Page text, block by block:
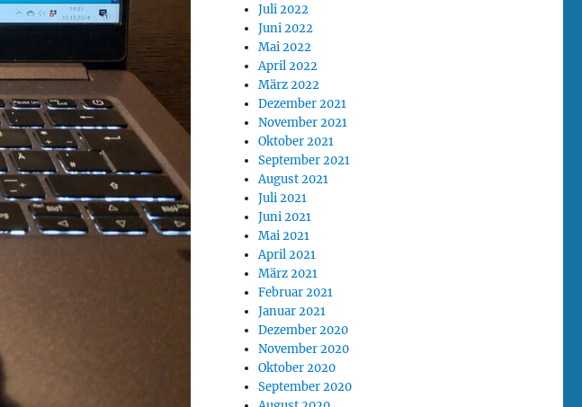
Juli 2022
Juni 2022
Mai 2022
April 2022
März 2022
Dezember 2021
November 2021
Oktober 2021
September 2021
August 2021
Juli 2021
Juni 2021
Mai 2021
April 2021
März 2021
Februar 2021
Januar 2021
Dezember 2020
November 2020
Oktober 2020
September 2020